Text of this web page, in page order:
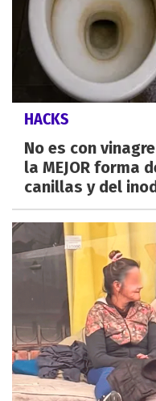
HACKS
No es con
la MEJOR forma
canillas y del